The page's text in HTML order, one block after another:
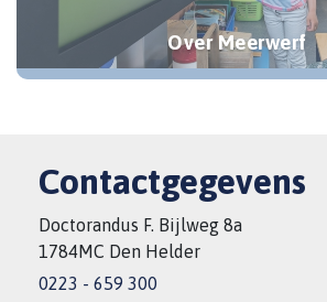
Over Meerwerf
Contactgegevens
Doctorandus F. Bijlweg 8a
1784MC Den Helder
0223 - 659 300